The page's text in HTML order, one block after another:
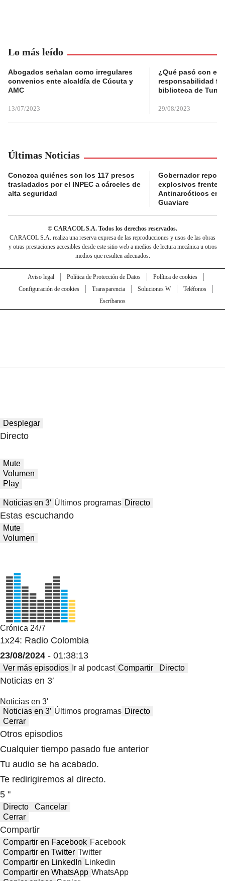
Lo más leído
Abogados señalan como irregulares
convenios ente alcaldía de Cúcuta y
AMC
13/07/2023
¿Qué pasó con el
responsabilidad
biblioteca de
29/08/2023
Últimas Noticias
Conozca quiénes son los 117 presos
trasladados por el INPEC a cárceles de
alta seguridad
Gobernador
explosivos frente a
Antinarcóticos en
Guaviare
© CARACOL S.A. Todos los derechos reservados.
CARACOL S.A. realiza una reserva expresa de las reproducciones y usos de las obras
y otras prestaciones accesibles desde este sitio web a medios de lectura mecánica u otros
medios que resulten adecuados.
Aviso legal Política de Protección de Datos
Política de cookies
Configuración de cookies
Transparencia Soluciones W
Teléfonos
Escríbanos
Desplegar
Directo
Mute
Volumen
Play
Noticias en 3′ Últimos programas Directo
Estas escuchando
Mute
Volumen
Crónica 24/7
1x24: Radio Colombia
23/08/2024 - 01:38:13
Ver más episodios Ir al podcast Compartir Directo
Noticias en 3′
Noticias en 3′
Noticias en 3′ Últimos programas Directo
Cerrar
Otros episodios
Cualquier tiempo pasado fue anterior
Tu audio se ha acabado.
Te redirigiremos al directo.
5 "
Directo
Cancelar
Cerrar
Compartir
Compartir en Facebook Facebook
Compartir en Twitter Twitter
Compartir en LinkedIn Linkedin
Compartir en WhatsApp WhatsApp